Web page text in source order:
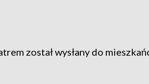
został wysłany do